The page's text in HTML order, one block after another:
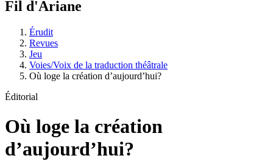
Fil d'Ariane
Érudit
Revues
Jeu
Voies/Voix de la traduction théâtrale
Où loge la création d’aujourd’hui?
Éditorial
Où loge la création
d’aujourd’hui?